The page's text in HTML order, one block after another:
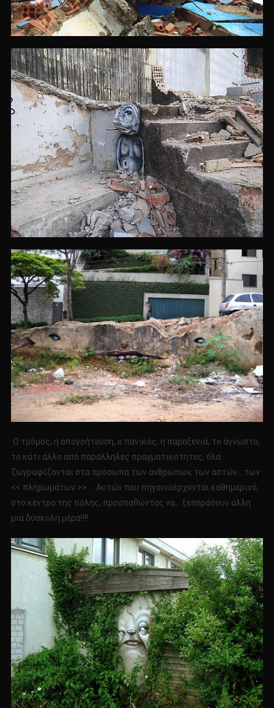
Ο τρόμος, η απογοήτευση, ο πανικός, η παραξενιά, το άγνωστο,
το κάτι άλλο από παράλληλες πραγματικότητες, όλα
ζωγραφίζονται στα πρόσωπα των ανθρώπων, των αστών… των
<< πληρωμάτων >>…. Αυτών που πηγαινοέρχονται καθημερινά
στο κέντρο της πόλης, προσπαθώντας να… ξεπεράσουν άλλη
μια δύσκολη μέρα!!!!